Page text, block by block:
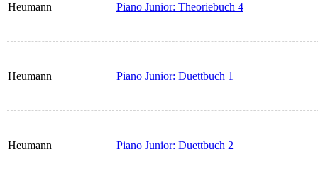
Heumann Piano Junior: Theoriebuch 4
Heumann Piano Junior: Duettbuch 1
Heumann Piano Junior: Duettbuch 2